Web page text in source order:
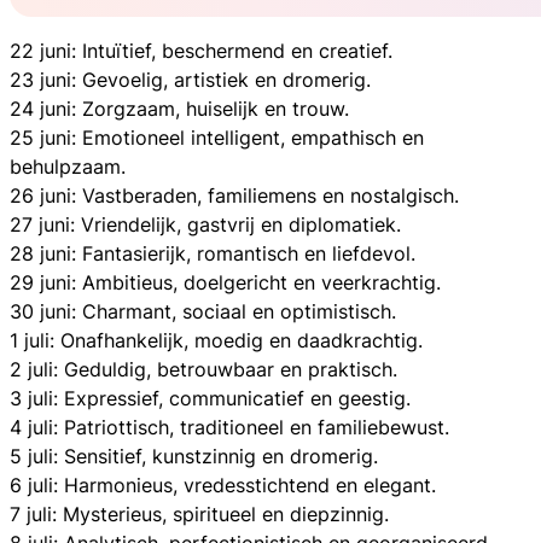
22 juni: Intuïtief, beschermend en creatief.
23 juni: Gevoelig, artistiek en dromerig.
24 juni: Zorgzaam, huiselijk en trouw.
25 juni: Emotioneel intelligent, empathisch en
behulpzaam.
26 juni: Vastberaden, familiemens en nostalgisch.
27 juni: Vriendelijk, gastvrij en diplomatiek.
28 juni: Fantasierijk, romantisch en liefdevol.
29 juni: Ambitieus, doelgericht en veerkrachtig.
30 juni: Charmant, sociaal en optimistisch.
1 juli: Onafhankelijk, moedig en daadkrachtig.
2 juli: Geduldig, betrouwbaar en praktisch.
3 juli: Expressief, communicatief en geestig.
4 juli: Patriottisch, traditioneel en familiebewust.
5 juli: Sensitief, kunstzinnig en dromerig.
6 juli: Harmonieus, vredesstichtend en elegant.
7 juli: Mysterieus, spiritueel en diepzinnig.